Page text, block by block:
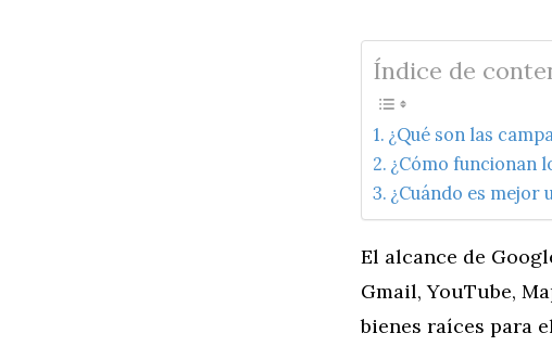
Índice de
¿Qué son las
¿Cómo funcionan
¿Cuándo es mejor
El alcance de
Gmail, YouTube,
bienes raíces para